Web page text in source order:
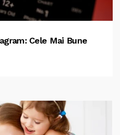
Cele Mai Bune